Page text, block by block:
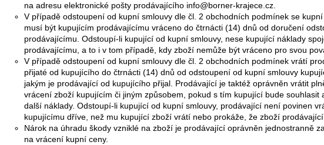
na adresu elektronické pošty prodávajícího info@borner-krajece.cz.
V případě odstoupení od kupní smlouvy dle čl. 2 obchodních podmínek se
musí být kupujícím prodávajícímu vráceno do čtrnácti (14) dnů od doručení
prodávajícímu. Odstoupí-li kupující od kupní smlouvy, nese kupující náklady
prodávajícímu, a to i v tom případě, kdy zboží nemůže být vráceno pro svou
V případě odstoupení od kupní smlouvy dle čl. 2 obchodních podmínek vrátí
přijaté od kupujícího do čtrnácti (14) dnů od odstoupení od kupní smlouvy
jakým je prodávající od kupujícího přijal. Prodávající je taktéž oprávněn vrátit
vrácení zboží kupujícím či jiným způsobem, pokud s tím kupující bude souhlasit
další náklady. Odstoupí-li kupující od kupní smlouvy, prodávající není povinen
kupujícímu dříve, než mu kupující zboží vrátí nebo prokáže, že zboží
Nárok na úhradu škody vzniklé na zboží je prodávající oprávněn jednostranně
na vrácení kupní ceny.